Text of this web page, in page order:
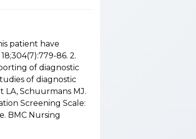
patient have
86. 2.
of diagnostic
of diagnostic
LA, Schuurmans MJ.
Screening Scale:
BMC Nursing